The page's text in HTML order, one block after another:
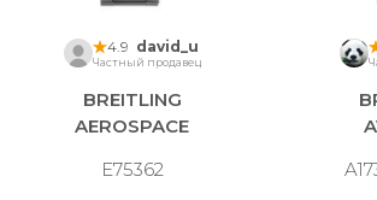
4.9 david_u
Частный продавец
BREITLING
AEROSPACE
E75362